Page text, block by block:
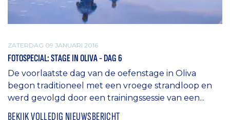
ZATERDAG 09 JANUARI 2016
FOTOSPECIAL: STAGE IN OLIVA - DAG 6
De voorlaatste dag van de oefenstage in Oliva
begon traditioneel met een vroege strandloop en
werd gevolgd door een trainingssessie van een...
BEKIJK VOLLEDIG NIEUWSBERICHT